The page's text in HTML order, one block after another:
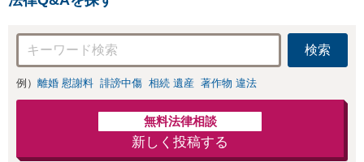
応可：開示請求の
意見照会が来たと
きの対処法、被害
者との示談交渉
検索
例） 離婚 慰謝料 誹謗中傷 相続 遺産 著作物 違法
無料法律相談
新しく投稿する